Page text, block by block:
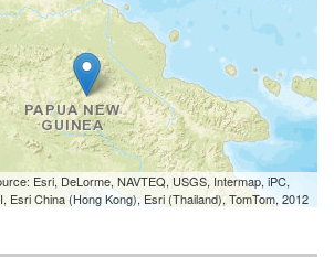
Esri, DeLorme, NAVTEQ, USGS, Intermap, iPC,
Esri China (Hong Kong), Esri (Thailand), TomTom, 2012